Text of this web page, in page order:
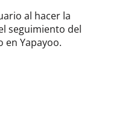
al hacer la
seguimiento del
en Yapayoo.